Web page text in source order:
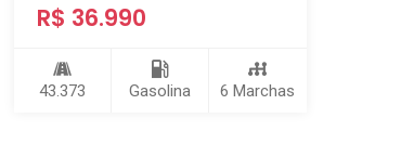
R$ 36.990
43.373 Gasolina 6 Marchas